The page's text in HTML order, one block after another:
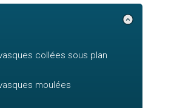
collées sous plan
moulées